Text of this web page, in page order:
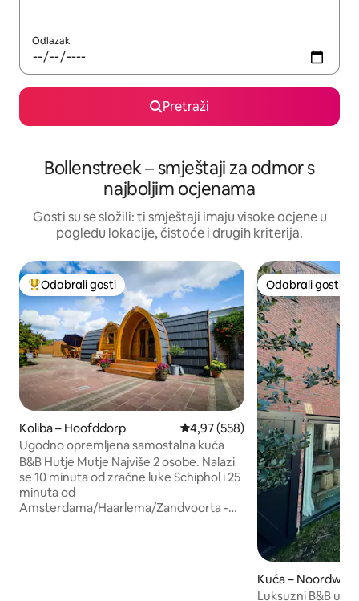
Odlazak
Pretraži
Bollenstreek – smještaji za odmor s
najboljim ocjenama
Gosti su se složili: ti smještaji imaju visoke ocjene u
pogledu lokacije, čistoće i drugih kriterija.
Među najviše rangiranima s oznakom „Odabrali gosti”
Odabrali gosti
Koliba – Hoofddorp Prosječna ocjena: 4,97/5,
4,97 (558)
Ugodno opremljena samostalna kuća
B&B Hutje Mutje Najviše 2 osobe. Nalazi
se 10 minuta od zračne luke Schiphol i 25
minuta od
Amsterdama/Haarlema/Zandvoorta -
Odabrali gosti
Odabrali gosti
Kuća – Noordwijk
Luksuzni B&B u